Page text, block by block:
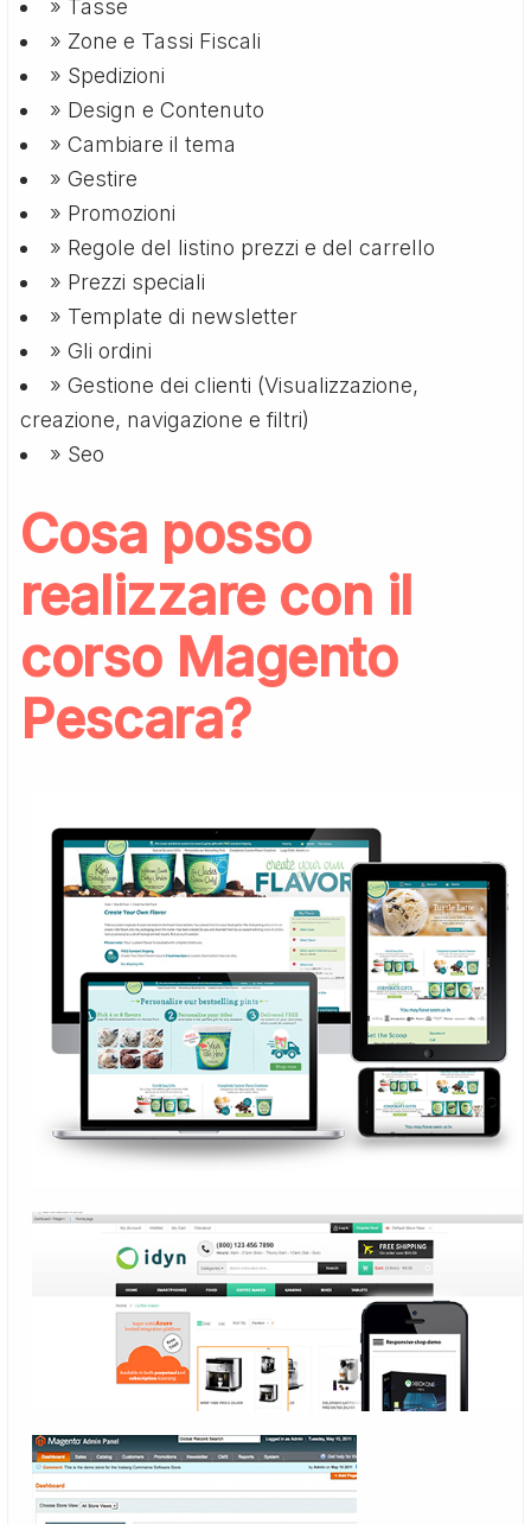
» Tasse
» Zone e Tassi Fiscali
» Spedizioni
» Design e Contenuto
» Cambiare il tema
» Gestire
» Promozioni
» Regole del listino prezzi e del carrello
» Prezzi speciali
» Template di newsletter
» Gli ordini
» Gestione dei clienti (Visualizzazione,
creazione, navigazione e filtri)
» Seo
Cosa posso
realizzare con il
corso Magento
Pescara?